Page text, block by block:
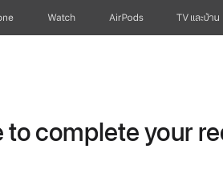
Watch AirPods TV และบ้าน
complete your